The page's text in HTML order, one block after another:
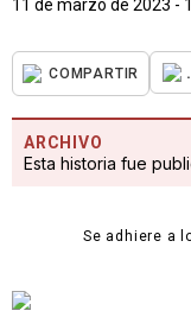
11 de marzo de 2023 -
COMPARTIR
ARCHIVO
Esta historia fue
Se adhiere a